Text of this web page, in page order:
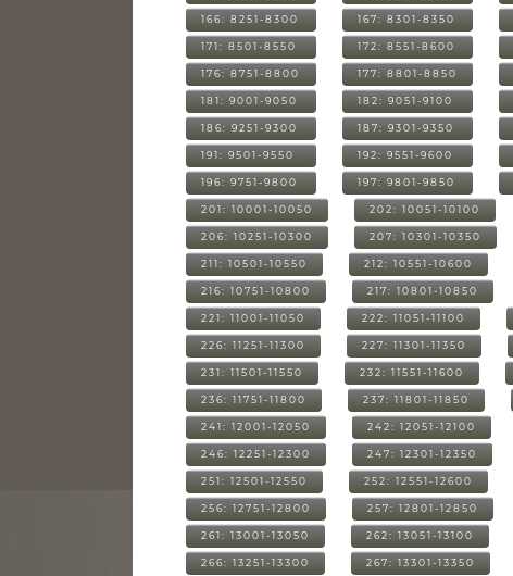
166: 8251-8300 167: 8301-8350
171: 8501-8550 172: 8551-8600
176: 8751-8800 177: 8801-8850
181: 9001-9050 182: 9051-9100
186: 9251-9300 187: 9301-9350
191: 9501-9550 192: 9551-9600
196: 9751-9800 197: 9801-9850
201: 10001-10050 202: 10051-10100
206: 10251-10300 207: 10301-10350
211: 10501-10550 212: 10551-10600
216: 10751-10800 217: 10801-10850
221: 11001-11050 222: 11051-11100
226: 11251-11300 227: 11301-11350
231: 11501-11550 232: 11551-11600
236: 11751-11800 237: 11801-11850
241: 12001-12050 242: 12051-12100
246: 12251-12300 247: 12301-12350
251: 12501-12550 252: 12551-12600
256: 12751-12800 257: 12801-12850
261: 13001-13050 262: 13051-13100
266: 13251-13300 267: 13301-13350